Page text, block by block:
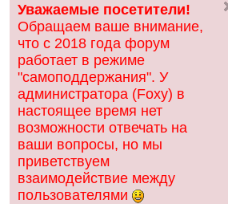
Уважаемые посетители!
Обращаем ваше внимание,
что с 2018 года форум
работает в режиме
"самоподдержания". У
администратора (Foxy) в
настоящее время нет
возможности отвечать на
ваши вопросы, но мы
приветствуем
взаимодействие между
пользователями